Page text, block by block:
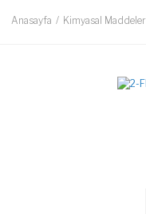
Anasayfa Kimyasal Maddeler